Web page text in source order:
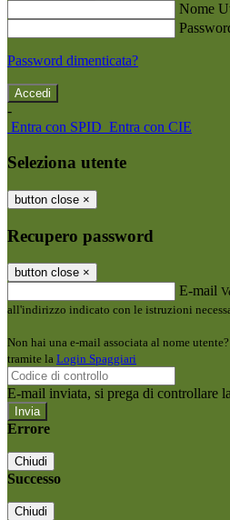
Nome
Password dimenticata?
-
Entra con SPID Entra con CIE
Seleziona utente
button close ×
Recupero password
button close ×
E-mail
all'indirizzo indicato con le istruzioni
Non hai una e-mail associata al nome
tramite la Login Spaggiari
E-mail inviata, si prega di controllare
Errore
Chiudi
Successo
Chiudi